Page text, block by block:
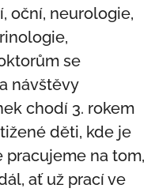
oční, neurologie,
se
návštěvy
chodí 3. rokem
děti, kde je
na tom,
ať už prací ve